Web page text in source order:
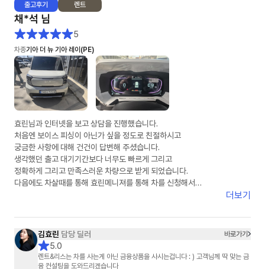
출고후기 렌트
채*석 님
5
차종기아 더 뉴 기아 레이(PE)
효린님과 인터넷을 보고 상담을 진행했습니다.
처음엔 보이스 피싱이 아닌가 싶을 정도로 친절하시고
궁금한 사항에 대해 건건이 답변해 주셨습니다.
생각했던 출고 대기기간보다 너무도 빠르게 그리고
정확하게 그리고 만족스러운 차량으로 받게 되었습니다.
다음에도 차살때를 통해 효린메니져를 통해 차를 신청해서
다시한번 감사의 말을 전합니다.
차살때 화이팅
효린님 화이팅
더보기
김효린 담당 딜러 바로가기
5.0
렌트&리스는 차를 사는게 아닌 금융상품을 사시는겁니다 : ) 고객님께 딱 맞는 금
융 컨설팅을 도와드리겠습니다